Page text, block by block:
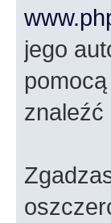
jego
znaleźć